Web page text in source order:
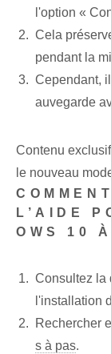
l'option «
Cela
pendant la
Cependant,
auvegarde
Contenu
le nouveau
L’AIDE
OWS 10
Consultez la
l'installation
Rechercher
s à pas.